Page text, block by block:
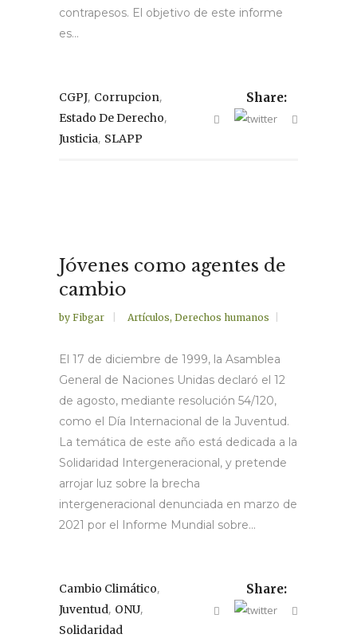
contrapesos. El objetivo de este informe
es...
CGPJ, Corrupcion,
Estado De Derecho,
Justicia, SLAPP
Share:
Jóvenes como agentes de
cambio
by Fibgar Artículos, Derechos humanos
El 17 de diciembre de 1999, la Asamblea
General de Naciones Unidas declaró el 12
de agosto, mediante resolución 54/120,
como el Día Internacional de la Juventud.
La temática de este año está dedicada a la
Solidaridad Intergeneracional, y pretende
arrojar luz sobre la brecha
intergeneracional denunciada en marzo de
2021 por el Informe Mundial sobre...
Cambio Climático,
Juventud, ONU,
Solidaridad
Share: